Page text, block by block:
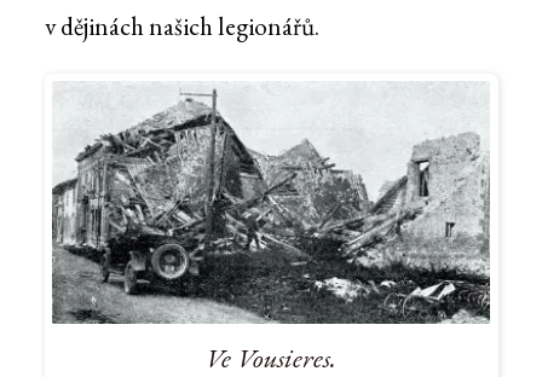
v dějinách našich legionářů.
Ve Vousieres.